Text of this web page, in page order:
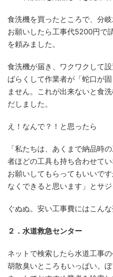
食洗機を買ったところで、分
お願いしたら工事代5200円で
を頼みました。
食洗機が届き、ワクワクして
ばらくして作業者が「蛇口が
ません。これが出来ないと食
だしました。
え！なんで？！と思ったら
「私たちは、あくまで納品時
者ほどの工具も持ち合わせて
お願いしてもらってもいいで
なくできると思います」とサジ
ぐぬぬ。安い工事費にはこん
２．水道救急センター
ネットで検索したら水道工事
胡散臭いところもいっぱい。